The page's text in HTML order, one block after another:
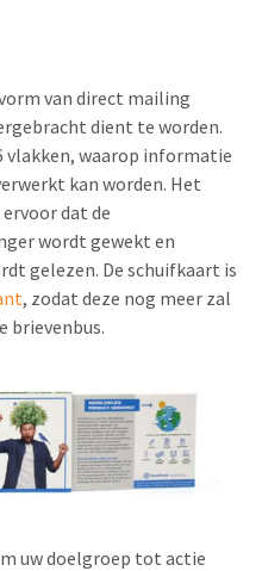
van direct mailing
dient te worden.
vlakken, waarop informatie
kan worden. Het
dat de
wordt gewekt en
gelezen. De schuifkaart is
, zodat deze nog meer zal
brievenbus.
uw doelgroep tot actie